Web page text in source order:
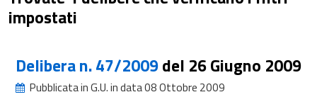
impostati
Delibera n. 47/2009del 26 Giugno 2009
Pubblicata in G.U. in data 08 Ottobre 2009